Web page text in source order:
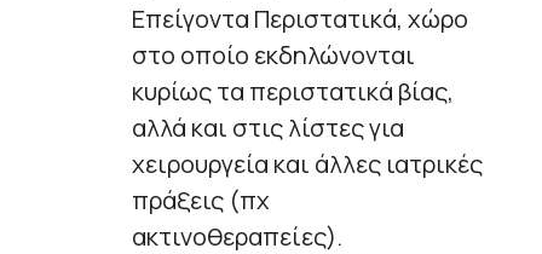
Επείγοντα Περιστατικά, χώρο
στο οποίο εκδηλώνονται
κυρίως τα περιστατικά βίας,
αλλά και στις λίστες για
χειρουργεία και άλλες ιατρικές
πράξεις (πχ
ακτινοθεραπείες).